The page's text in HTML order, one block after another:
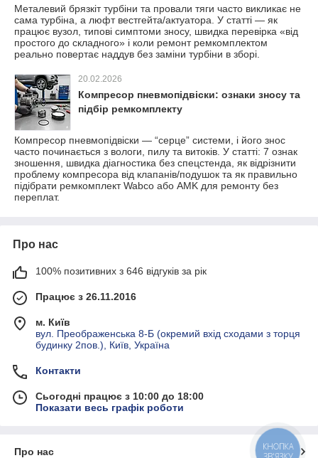
Металевий брязкіт турбіни та провали тяги часто викликає не
сама турбіна, а люфт вестгейта/актуатора. У статті — як
працює вузол, типові симптоми зносу, швидка перевірка «від
простого до складного» і коли ремонт ремкомплектом
реально повертає наддув без заміни турбіни в зборі.
20.02.2026
Компресор пневмопідвіски: ознаки зносу та
підбір ремкомплекту
Компресор пневмопідвіски — “серце” системи, і його знос
часто починається з вологи, пилу та витоків. У статті: 7 ознак
зношення, швидка діагностика без спецстенда, як відрізнити
проблему компресора від клапанів/подушок та як правильно
підібрати ремкомплект Wabco або AMK для ремонту без
переплат.
Про нас
100% позитивних з 646 відгуків за рік
Працює з 26.11.2016
м. Київ
вул. Преображенська 8-Б (окремий вхід сходами з торця
будинку 2пов.), Київ, Україна
Контакти
Сьогодні працює з 10:00 до 18:00
Показати весь графік роботи
Про нас
КНОПКА